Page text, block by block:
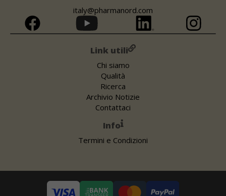
italy@pharmanord.com
Link utili
Chi siamo
Qualità
Ricerca
Archivio Notizie
Contattaci
Info
Termini e Condizioni